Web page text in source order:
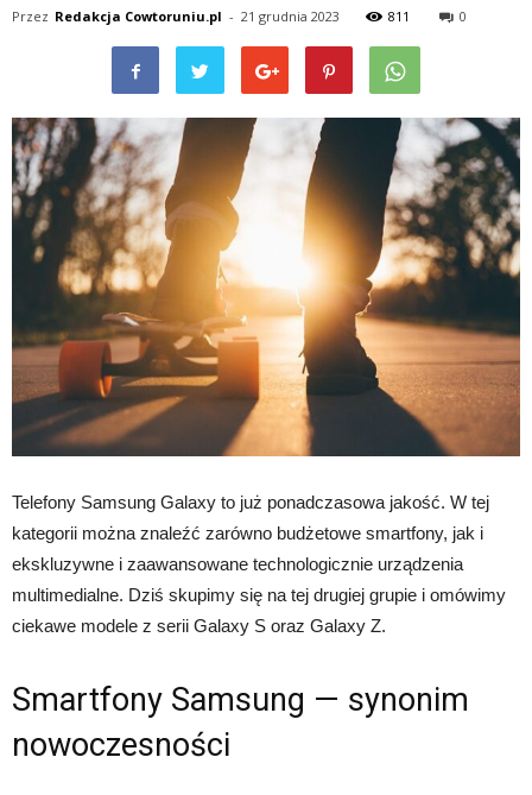
Przez Redakcja Cowtoruniu.pl - 21 grudnia 2023 811 0
Telefony Samsung Galaxy to już ponadczasowa jakość. W tej
kategorii można znaleźć zarówno budżetowe smartfony, jak i
ekskluzywne i zaawansowane technologicznie urządzenia
multimedialne. Dziś skupimy się na tej drugiej grupie i omówimy
ciekawe modele z serii Galaxy S oraz Galaxy Z.
Smartfony Samsung — synonim
nowoczesności